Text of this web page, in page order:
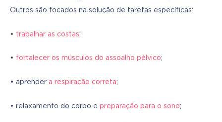
Outros são focados na solução de tarefas específicas:
• trabalhar as costas;
• fortalecer os músculos do assoalho pélvico;
• aprender a respiração correta;
• relaxamento do corpo e preparação para o sono;